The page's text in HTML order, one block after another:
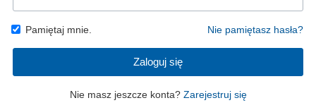
Pamiętaj mnie. Nie pamiętasz hasła?
Zaloguj się
Nie masz jeszcze konta? Zarejestruj się